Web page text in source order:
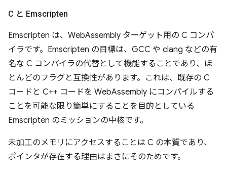
C と Emscripten
Emscripten は、WebAssembly ターゲット用の C コンパ
イラです。Emscripten の目標は、GCC や clang などの有
名な C コンパイラの代替として機能することであり、ほ
とんどのフラグと互換性があります。これは、既存の C
コードと C++ コードを WebAssembly にコンパイルする
ことを可能な限り簡単にすることを目的としている
Emscripten のミッションの中核です。
未加工のメモリにアクセスすることは C の本質であり、
ポインタが存在する理由はまさにそのためです。